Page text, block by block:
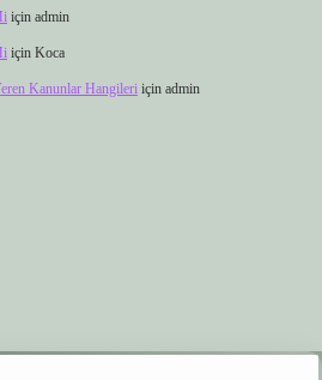
için admin
için Koca
Kanunlar Hangileri için admin